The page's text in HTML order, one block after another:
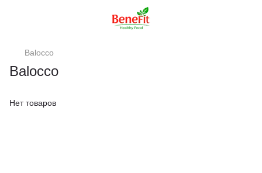
Balocco
Balocco
Нет товаров